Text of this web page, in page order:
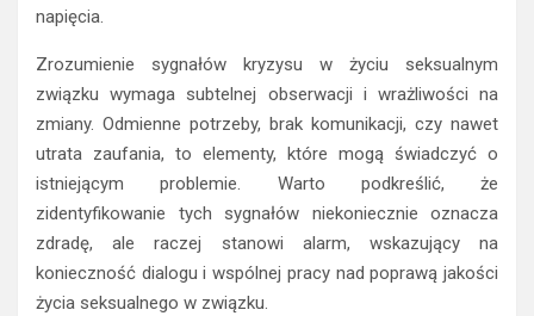
napięcia.
Zrozumienie sygnałów kryzysu w życiu seksualnym
związku wymaga subtelnej obserwacji i wrażliwości na
zmiany. Odmienne potrzeby, brak komunikacji, czy nawet
utrata zaufania, to elementy, które mogą świadczyć o
istniejącym problemie. Warto podkreślić, że
zidentyfikowanie tych sygnałów niekoniecznie oznacza
zdradę, ale raczej stanowi alarm, wskazujący na
konieczność dialogu i wspólnej pracy nad poprawą jakości
życia seksualnego w związku.